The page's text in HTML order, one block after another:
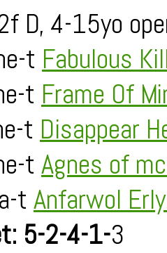
D, 4-15yo
t Fabulous
t Frame Of
t Disappear
t Agnes of
t Anfarwol
5-2-4-1-3